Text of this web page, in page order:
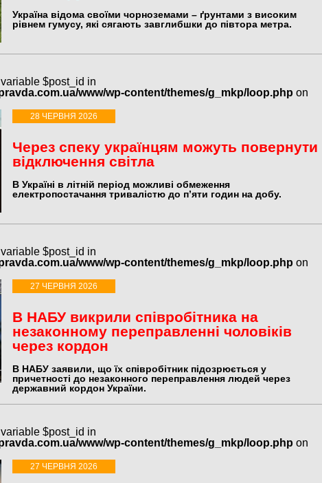
Україна відома своїми чорноземами – ґрунтами з високим
рівнем гумусу, які сягають завглибшки до півтора метра.
$post_id in
www/wp-content/themes/g_mkp/loop.php on
28 ЧЕРВНЯ 2026
Через спеку українцям можуть повернути
відключення світла
В Україні в літній період можливі обмеження
електропостачання тривалістю до п’яти годин на добу.
$post_id in
www/wp-content/themes/g_mkp/loop.php on
27 ЧЕРВНЯ 2026
В НАБУ викрили співробітника на
незаконному переправленні чоловіків
через кордон
В НАБУ заявили, що їх співробітник підозрюється у
причетності до незаконного переправлення людей через
державний кордон України.
$post_id in
www/wp-content/themes/g_mkp/loop.php on
27 ЧЕРВНЯ 2026